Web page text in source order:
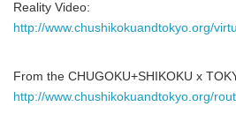
Reality Video:
http://www.chushikokuandtokyo.org/
From the CHUGOKU+SHIKOKU x
http://www.chushikokuandtokyo.org/